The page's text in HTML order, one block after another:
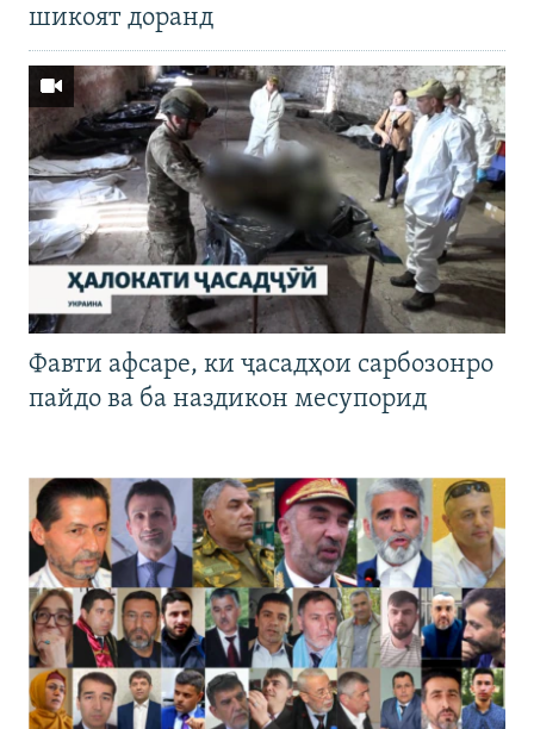
шикоят доранд
Фавти афсаре, ки ҷасадҳои сарбозонро
пайдо ва ба наздикон месупорид